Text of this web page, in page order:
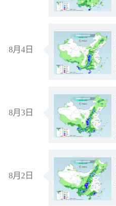
8月4日
8月3日
8月2日